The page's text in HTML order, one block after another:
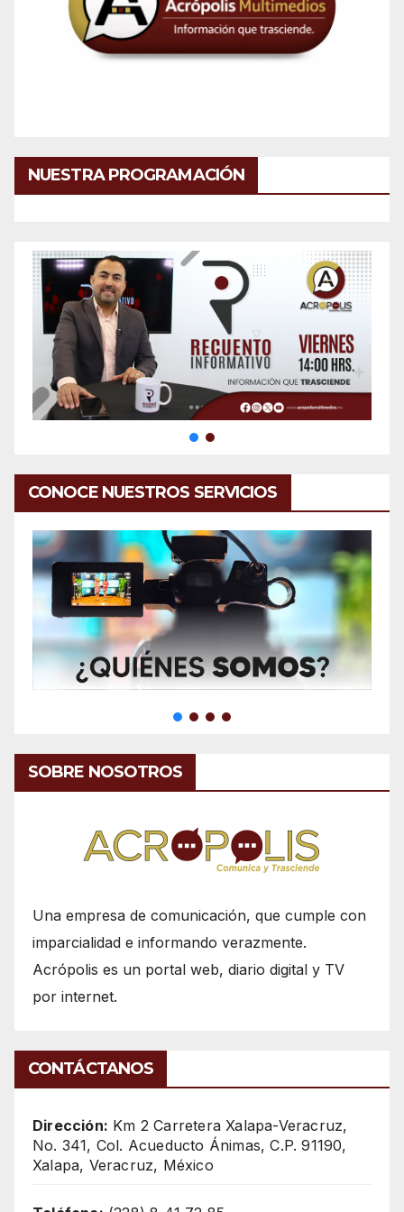
NUESTRA PROGRAMACIÓN
CONOCE NUESTROS SERVICIOS
SOBRE NOSOTROS
Una empresa de comunicación, que cumple con
imparcialidad e informando verazmente.
Acrópolis es un portal web, diario digital y TV
por internet.
CONTÁCTANOS
Dirección: Km 2 Carretera Xalapa-Veracruz,
No. 341, Col. Acueducto Ánimas, C.P. 91190,
Xalapa, Veracruz, México